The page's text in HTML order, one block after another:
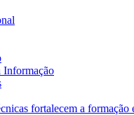
Informação
fortalecem a